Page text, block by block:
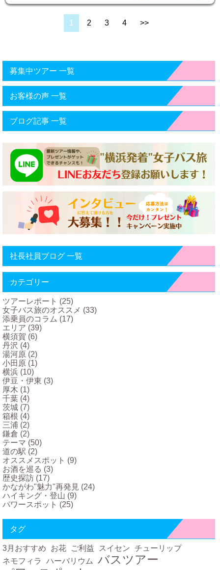
1 2 3 4 >>
募集中ツアー 一覧
お客様の声 一覧
ブログ記事 一覧
社長社員ブログ 一覧
カテゴリー
ツアーレポート (25)
女子バス旅のオススメ (33)
添乗員のコラム (17)
エリア (39)
横須賀 (6)
丹沢 (4)
湯河原 (2)
小田原 (1)
横浜 (10)
伊豆・伊東 (3)
厚木 (1)
千葉 (4)
茨城 (7)
箱根 (4)
三浦 (2)
鎌倉 (2)
テーマ (50)
道の駅 (2)
オススメスポット (9)
お酒を巡る (3)
歴史探訪 (17)
かながわ"魅力"再発見 (24)
ハイキング・登山 (9)
パワースポット (25)
タグ
3月おすすめ お花 ご利益 スイセン
チューリップ
ネモフィラ
ハーバリウム
バスツアー